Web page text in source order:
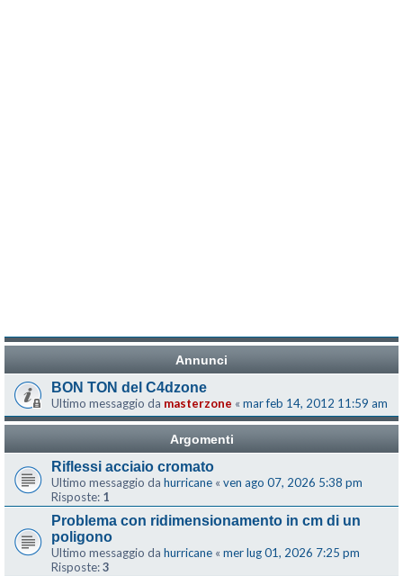
Annunci
BON TON del C4dzone
Ultimo messaggio da masterzone « mar feb 14, 2012 11:59 am
Argomenti
Riflessi acciaio cromato
Ultimo messaggio da hurricane « ven ago 07, 2026 5:38 pm
Risposte: 1
Problema con ridimensionamento in cm di un
poligono
Ultimo messaggio da hurricane « mer lug 01, 2026 7:25 pm
Risposte:3